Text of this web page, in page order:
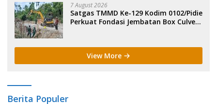
7 August 2026
Satgas TMMD Ke-129 Kodim 0102/Pidie
Perkuat Fondasi Jembatan Box Culvert
View More
Berita Populer